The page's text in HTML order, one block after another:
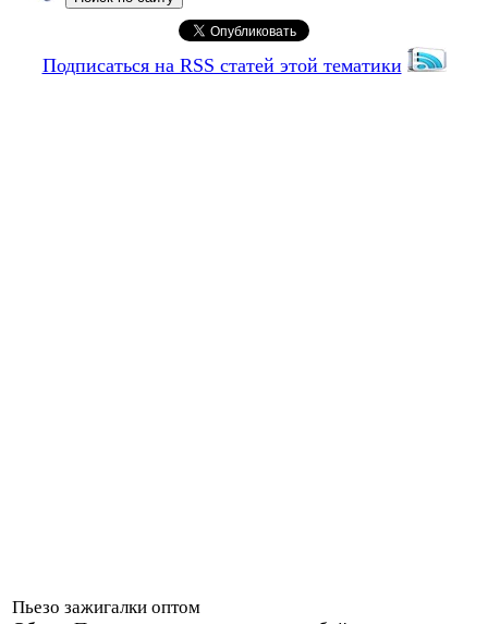
Подписаться на RSS статей этой тематики
Пьезо зажигалки оптом